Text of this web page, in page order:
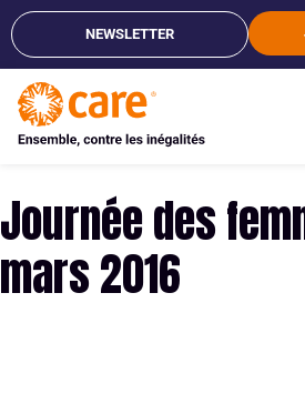
NEWSLETTER
Journée des
mars 2016